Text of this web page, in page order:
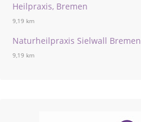
Heilpraxis, Bremen
9,19 km
Naturheilpraxis Sielwall Bremen
9,19 km